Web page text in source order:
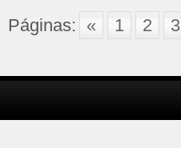
Páginas: « 1 2 3